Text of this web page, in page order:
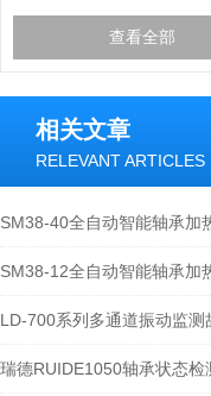
查看全部
相关文章
RELEVANT ARTICLES
SM38-40全自动智能轴承加
SM38-12全自动智能轴承加